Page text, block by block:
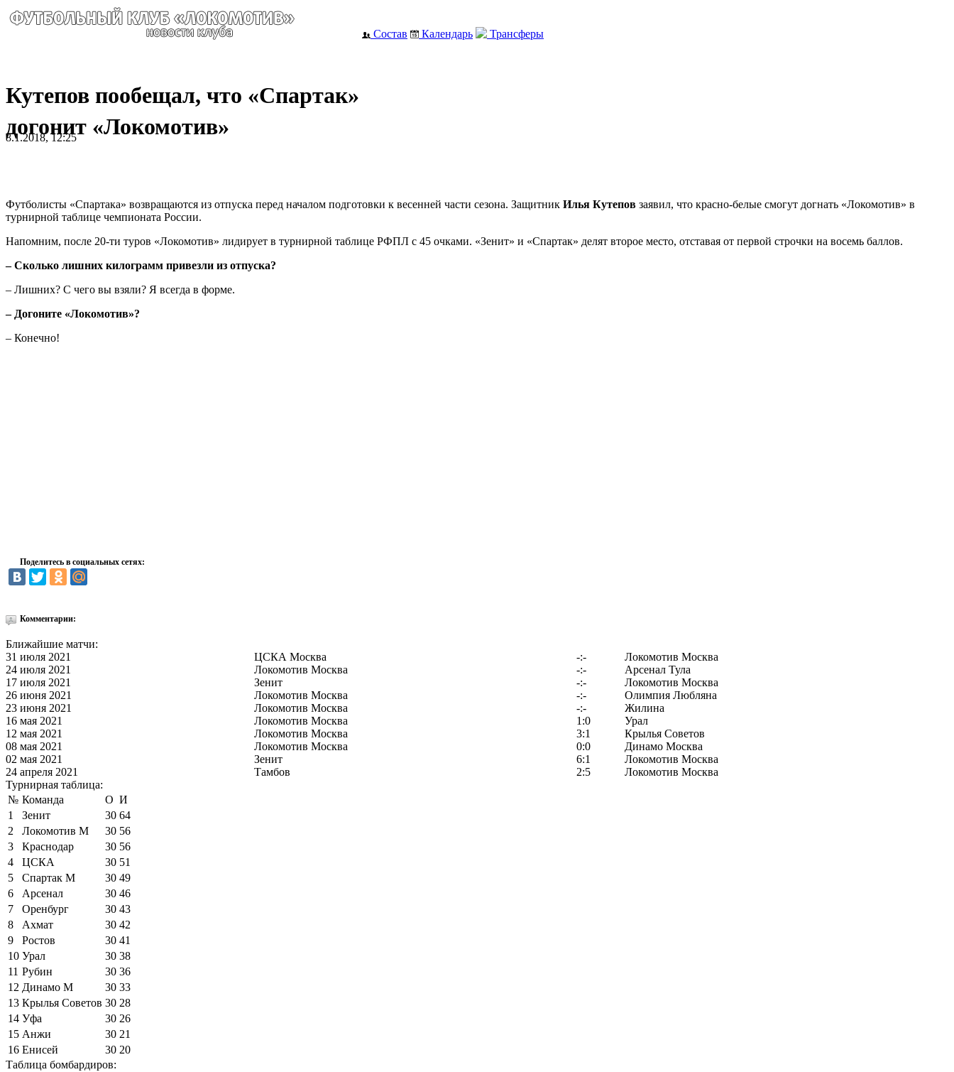
Состав Календарь Трансферы
Кутепов пообещал, что «Спартак»
догонит «Локомотив»
8.1.2018, 12:25
Футболисты «Спартака» возвращаются из отпуска перед началом подготовки к весенней части сезона. Защитник Илья Кутепов заявил, что красно-белые смогут догнать «Локомотив» в
турнирной таблице чемпионата России.
Напомним, после 20-ти туров «Локомотив» лидирует в турнирной таблице РФПЛ с 45 очками. «Зенит» и «Спартак» делят второе место, отставая от первой строчки на восемь баллов.
– Сколько лишних килограмм привезли из отпуска?
– Лишних? С чего вы взяли? Я всегда в форме.
– Догоните «Локомотив»?
– Конечно!
Поделитесь в социальных сетях:
Комментарии:
Ближайшие матчи:
31 июля 2021
ЦСКА Москва -:-
Локомотив Москва
24 июля 2021
Локомотив Москва -:-
Арсенал Тула
17 июля 2021
Зенит -:-
Локомотив Москва
26 июня 2021
Локомотив Москва -:-
Олимпия Любляна
23 июня 2021
Локомотив Москва -:-
Жилина
16 мая 2021
Локомотив Москва 1:0
Урал
12 мая 2021
Локомотив Москва 3:1
Крылья Советов
08 мая 2021
Локомотив Москва 0:0
Динамо Москва
02 мая 2021
Зенит 6:1
Локомотив Москва
24 апреля 2021
Тамбов 2:5
Локомотив Москва
Турнирная таблица:
№ Команда О И
1
Зенит 30 64
2
Локомотив М 30 56
3
Краснодар 30 56
4
ЦСКА 30 51
5
Спартак М 30 49
6
Арсенал 30 46
7
Оренбург 30 43
8
Ахмат 30 42
9
Ростов 30 41
10 Урал 30 38
11 Рубин 30 36
12 Динамо М 30 33
13 Крылья Советов 30 28
14 Уфа 30 26
15 Анжи 30 21
16 Енисей 30 20
Таблица бомбардиров: